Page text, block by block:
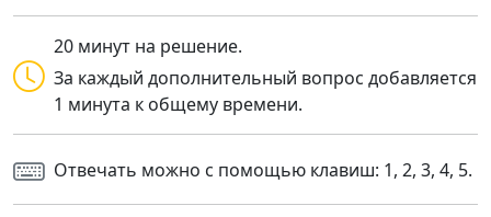
20 минут на решение.
За каждый дополнительный вопрос добавляется
1 минута к общему времени.
Отвечать можно с помощью клавиш: 1, 2, 3, 4, 5.